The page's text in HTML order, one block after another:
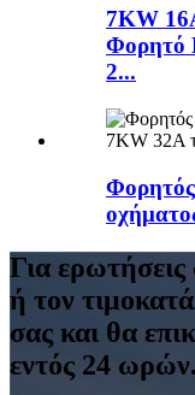
7KW
Φορητό
2...
Φορητός
Για ερωτήσεις
ή τον
σας και θα
εντός 24 ωρών.